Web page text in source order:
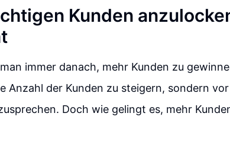
Kunden
immer danach, mehr Kunden zu
Anzahl der Kunden zu steigern, sondern
Doch wie gelingt es, mehr